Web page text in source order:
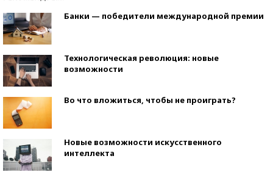
Банки — победители международной премии
Технологическая революция: новые
возможности
Во что вложиться, чтобы не проиграть?
Новые возможности искусственного
интеллекта